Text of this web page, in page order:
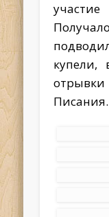
купели,
Писания.